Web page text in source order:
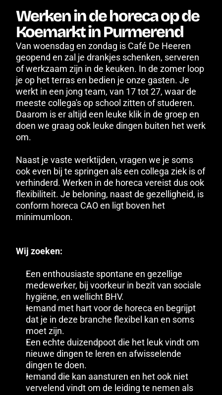
Werken in de horeca op de
Koemarkt in Purmerend
Van woensdag en zondag is Café De Heeren
geopend en zal je drankjes schenken, serveren
of werkzaam zijn in de keuken. In de zomer loop
je op het terras en bedien je onze gasten. Je
werkt in een jong team, van 17 tot 27, waar de
meeste collega's op school zitten of studeren.
Daarom is er altijd een leuke klik in de groep en
doen we graag ook leuke dingen buiten het werk
om.
Naast je vaste werktijden, vragen we je soms
ook even bij te springen als een collega ziek is of
verhinderd. Werken in de horeca vereist dus ook
flexibiliteit. Je beloning, naast de gezelligheid, is
conform horeca CAO en ligt boven het
minimumloon.
Wij zoeken:
Een enthousiaste spontane en gezellige
medewerker, bij voorkeur in bezit van sociale
hygiëne, en wellicht BHV.
Iemand met hart voor de horeca en begrijpt
dat je in deze branche flexibel kan en soms
moet zijn.
Een echte duizendpoot die het leuk vindt om
nieuwe dingen te leren en afwisselende
dingen te doen.
Iemand die kan aansturen en het ook niet
vervelend vindt om de leiding te nemen als